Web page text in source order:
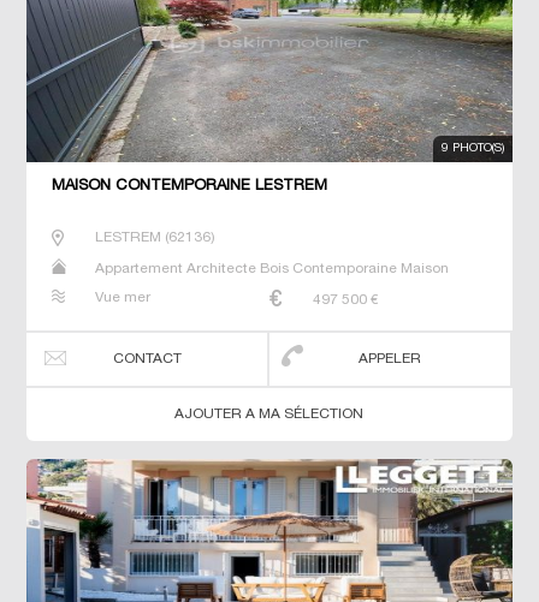
9 PHOTO(S)
MAISON CONTEMPORAINE LESTREM
LESTREM (62136)
Appartement Architecte Bois Contemporaine Maison
Vue mer
497 500 €
CONTACT APPELER
AJOUTER A MA SÉLECTION